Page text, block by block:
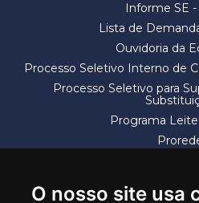
O nosso site usa
Informe SE
Lista de
Ouvidoria da
Processo Seletivo Interno de
Processo Seletivo para
Programa